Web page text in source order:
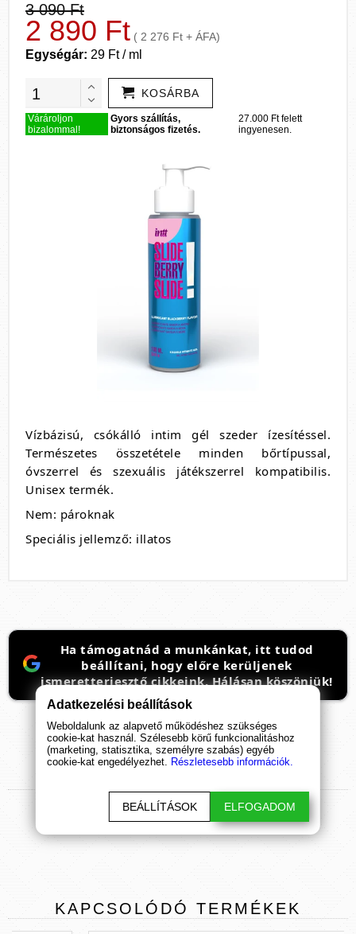
3 090 Ft
2 890 Ft ( 2 276 Ft + ÁFA)
Egységár: 29 Ft / ml
KOSÁRBA
Várároljon
bizalommal!
Gyors szállítás,
biztonságos fizetés.
27.000 Ft felett
ingyenesen.
Vízbázisú, csókálló intim gél szeder ízesítéssel.
Természetes összetétele minden bőrtípussal,
óvszerrel és szexuális játékszerrel kompatibilis.
Unisex termék.
Nem: pároknak
Speciális jellemző: illatos
Ha támogatnád a munkánkat, itt tudod
beállítani, hogy előre kerüljenek
ismeretterjesztő cikkeink. Hálásan köszönjük!
ÉRTÉKELÉS BEKÜLDÉSE
KAPCSOLÓDÓ TERMÉKEK
Adatkezelési beállítások
Weboldalunk az alapvető működéshez szükséges
cookie-kat használ. Szélesebb körű funkcionalitáshoz
(marketing, statisztika, személyre szabás) egyéb
cookie-kat engedélyezhet. Részletesebb információk.
BEÁLLÍTÁSOK ELFOGADOM